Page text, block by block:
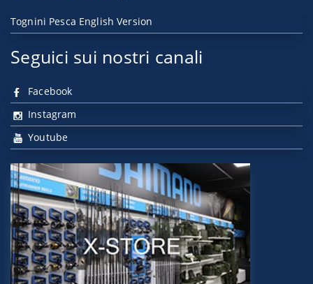
Tognini Pesca English Version
Seguici sui nostri canali
Facebook
Instagram
Youtube